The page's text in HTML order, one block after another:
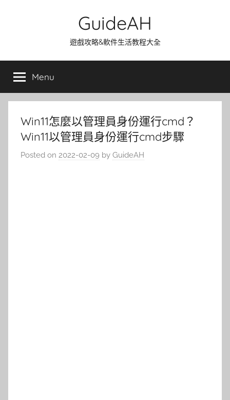
GuideAH
遊戲攻略&軟件生活教程大全
Menu
Win11怎麼以管理員身份運行cmd？
Win11以管理員身份運行cmd步驟
Posted on 2022-02-09 by GuideAH